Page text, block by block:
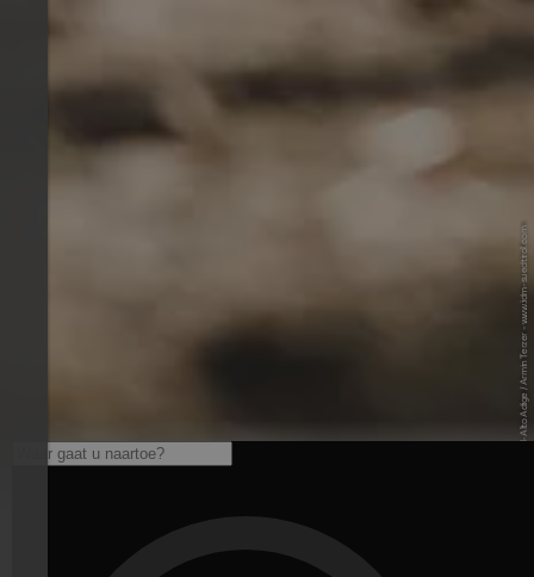
© IDM Südtirol-Alto Adige / Armin Terzer - www.idm-suedtirol.com